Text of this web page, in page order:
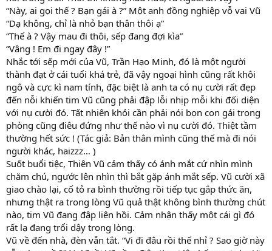
“Này, ai gọi thế ? Bạn gái à ?” Một anh đồng nghiệp vỗ vai Vũ
“Dạ không, chỉ là nhỏ bạn thân thôi ạ”
“Thế à ? Vậy mau đi thôi, sếp đang đợi kìa”
“Vâng ! Em đi ngay đây !”
Nhắc tới sếp mới của Vũ, Trần Hạo Minh, đó là một người
thành đạt ở cái tuổi khá trẻ, đã vậy ngoại hình cũng rất khôi
ngô và cực kì nam tính, đặc biệt là anh ta có nụ cười rất đẹp
đến nỗi khiến tim Vũ cũng phải đập lỗi nhịp mỗi khi đối diện
với nụ cười đó. Tất nhiên khỏi cần phải nói bọn con gái trong
phòng cũng điêu đứng như thế nào vì nụ cười đó. Thiệt tầm
thường hết sức ! (Tác giả: Bản thân mình cũng thế mà đi nói
người khác, haizzz… )
Suốt buổi tiệc, Thiên Vũ cảm thấy có ánh mắt cứ nhìn mình
chăm chú, ngước lên nhìn thì bắt gặp ánh mắt sếp. Vũ cười xã
giao chào lại, cố tỏ ra bình thường rồi tiếp tục gắp thức ăn,
nhưng thật ra trong lòng Vũ quả thật không bình thường chút
nào, tim Vũ đang đập liên hồi. Cảm nhận thấy một cái gì đó
rất lạ đang trổi dậy trong lòng.
Vũ về đến nhà, đèn vẫn tắt. “Vi đi đâu rồi thế nhỉ ? Sao giờ này